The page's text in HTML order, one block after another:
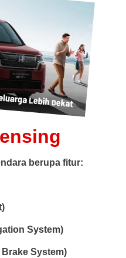
berupa fitur:
System)
System)